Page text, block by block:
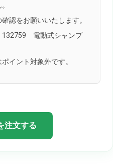
認をお願いいたします。
132759 電動式シャンプ
イント対象外です。
注文する